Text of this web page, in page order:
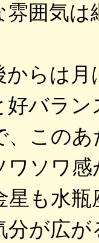
雰囲気
からは
好バラ
、この
ワソワ
星も水
分が広